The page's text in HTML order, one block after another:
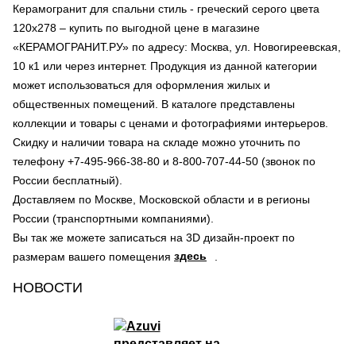
Керамогранит для спальни стиль - греческий серого цвета
120х278 – купить по выгодной цене в магазине
«КЕРАМОГРАНИТ.РУ» по адресу: Москва, ул. Новогиреевская,
10 к1 или через интернет. Продукция из данной категории
может использоваться для оформления жилых и
общественных помещений. В каталоге представлены
коллекции и товары с ценами и фотографиями интерьеров.
Скидку и наличии товара на складе можно уточнить по
телефону +7-495-966-38-80 и 8-800-707-44-50 (звонок по
России бесплатный).
Доставляем по Москве, Московской области и в регионы
России (транспортными компаниями).
Вы так же можете записаться на 3D дизайн-проект по
размерам вашего помещения здесь
НОВОСТИ